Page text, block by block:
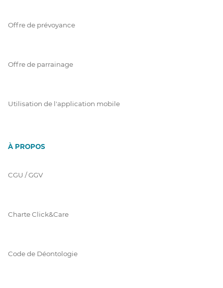
Offre de prévoyance
Offre de parrainage
Utilisation de l'application mobile
À PROPOS
CGU / GGV
Charte Click&Care
Code de Déontologie